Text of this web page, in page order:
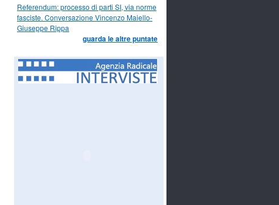
Referendum: processo di parti SI, via norme
fasciste. Conversazione Vincenzo Maiello-
Giuseppe Rippa
guarda le altre puntate